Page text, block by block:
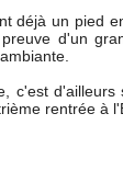
déjà un pied
d'un
c'est
rentrée à